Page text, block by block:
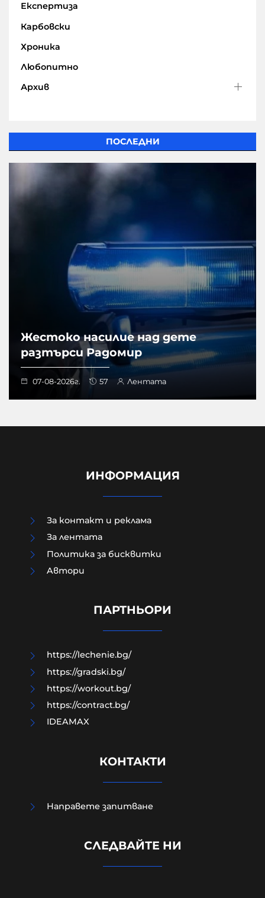
Експертиза
Карбовски
Хроника
Любопитно
Архив
ПОСЛЕДНИ
Жестоко насилие над дете
разтърси Радомир
07-08-2026г. 57 Лентата
Д-р Веселин Герев: Отглеждат се
периодът между 12 и 16 г.
„Петрохан“: близки се питат
ИНФОРМАЦИЯ
За контакт и реклама
За лентата
Политика за бисквитки
Aвтори
ПАРТНЬОРИ
https://lechenie.bg/
https://gradski.bg/
https://workout.bg/
https://contract.bg/
IDEAMAX
КОНТАКТИ
Направете запитване
СЛЕДВАЙТЕ НИ